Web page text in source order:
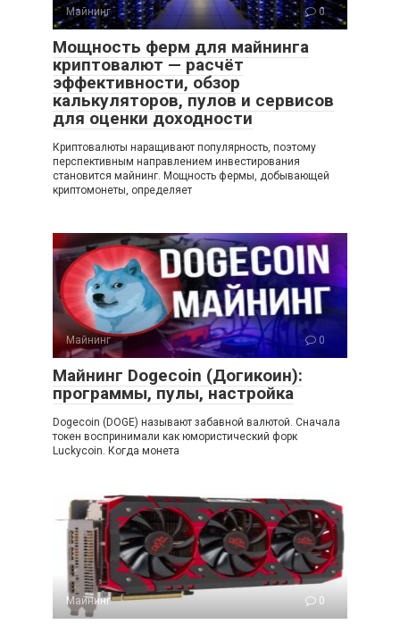
Майнинг 0
Мощность ферм для майнинга
криптовалют — расчёт
эффективности, обзор
калькуляторов, пулов и сервисов
для оценки доходности
Криптовалюты наращивают популярность, поэтому
перспективным направлением инвестирования
становится майнинг. Мощность фермы, добывающей
криптомонеты, определяет
Майнинг 0
Майнинг Dogecoin (Догикоин):
программы, пулы, настройка
Dogecoin (DOGE) называют забавной валютой. Сначала
токен воспринимали как юмористический форк
Luckycoin. Когда монета
Майнинг 0